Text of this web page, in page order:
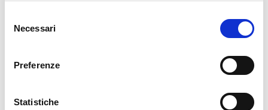
delNecessari
Preferenze
Statistiche
uno spettro RCF
specifico, permettendo
la concentrazione della
in un
dispositivo brevettato
concentrare le cellule.